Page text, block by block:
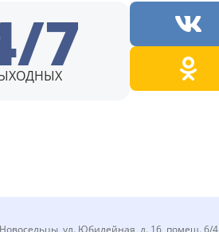
7
ул. Юбилейная, д. 16, помещ. 6/4